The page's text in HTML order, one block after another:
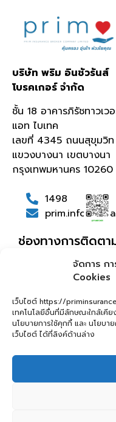
จัดการ ก
Cookies
เว็บไซต์ https://
เทคโนโลยีอื่นที่มีลักษณะใกล้เคี
นโยบายการใช้คุกกี้ และ นโยบ
เว็บไซต์ ได้ที่ลิงค์ด้านล่าง
บริษัท พริม อินชัวรันส์
โบรคเกอร์ จำกัด
ชั้น 18 อาคารภิรัชทาวเว
แอท ไบเทค
เลขที่ 4345 ถนนสุขุมวิท
แขวงบางนา เขตบางนา
กรุงเทพมหานคร 10260
1498
ช่องทางการติดตา
กับเรา
ประวัติ
ความ
เป็นมา
วิสัย
บริการ
ของเรา
ประกัน
ภัย
ประกัน
ที่
บทความ